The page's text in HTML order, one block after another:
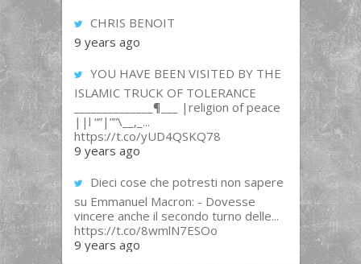
CHRIS BENOIT
9 years ago
YOU HAVE BEEN VISITED BY THE
ISLAMIC TRUCK OF TOLERANCE
______________¶___ |religion of peace
||l “”|””\__,_...
https://t.co/yUD4QSKQ78
9 years ago
Dieci cose che potresti non sapere
su Emmanuel Macron: - Dovesse
vincere anche il secondo turno delle...
https://t.co/8wmlN7ESOo
9 years ago